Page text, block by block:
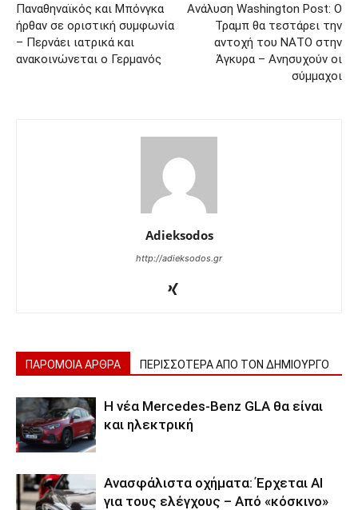
Παναθηναϊκός και Μπόνγκα
ήρθαν σε οριστική συμφωνία
– Περνάει ιατρικά και
ανακοινώνεται ο Γερμανός
Ανάλυση Washington Post: Ο
Τραμπ θα τεστάρει την
αντοχή του ΝΑΤΟ στην
Άγκυρα – Ανησυχούν οι
σύμμαχοι
Adieksodos
http://adieksodos.gr
ΠΑΡΟΜΟΙΑ ΑΡΘΡΑ ΠΕΡΙΣΣΟΤΕΡΑ ΑΠΟ ΤΟΝ ΔΗΜΙΟΥΡΓΟ
Η νέα Mercedes-Benz GLA θα είναι
και ηλεκτρική
Ανασφάλιστα οχήματα: Έρχεται ΑΙ
για τους ελέγχους – Από «κόσκινο»